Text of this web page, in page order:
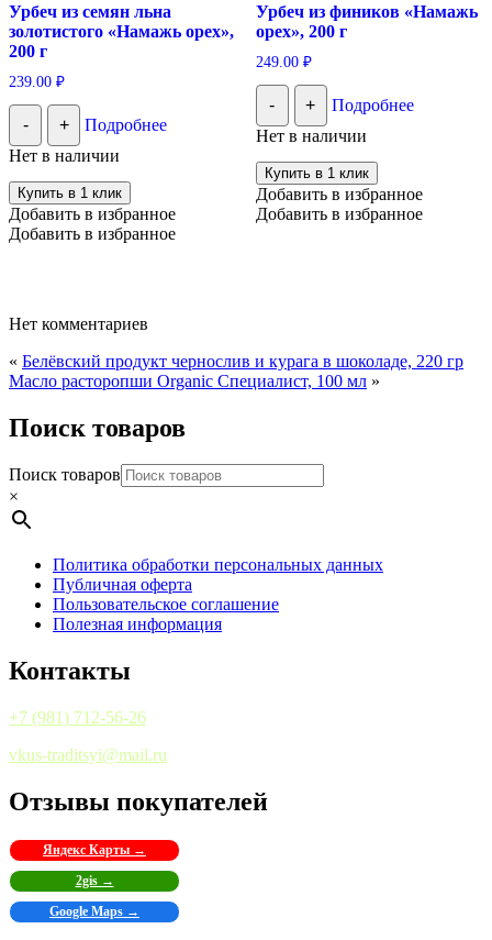
Урбеч из семян льна
золотистого «Намажь орех»,
200 г
239.00 ₽
- +
Подробнее
Нет в наличии
Купить в 1 клик
Добавить в избранное
Добавить в избранное
Урбеч из фиников «Намажь
орех», 200 г
249.00 ₽
- +
Подробнее
Нет в наличии
Купить в 1 клик
Добавить в избранное
Добавить в избранное
Нет комментариев
« Белёвский продукт чернослив и курага в шоколаде, 220 гр
Масло расторопши Organic Специалист, 100 мл »
Поиск товаров
Поиск товаров
×
Политика обработки персональных данных
Публичная оферта
Пользовательское соглашение
Полезная информация
Контакты
+7 (981) 712-56-26
vkus-traditsyi@mail.ru
Отзывы покупателей
Яндекс Карты →
2gis →
Google Maps →